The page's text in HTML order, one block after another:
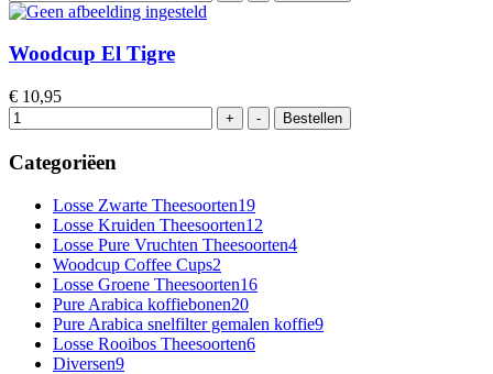
Woodcup El Tigre
€ 10,95
Categoriëen
Losse Zwarte Theesoorten19
Losse Kruiden Theesoorten12
Losse Pure Vruchten Theesoorten4
Woodcup Coffee Cups2
Losse Groene Theesoorten16
Pure Arabica koffiebonen20
Pure Arabica snelfilter gemalen koffie9
Losse Rooibos Theesoorten6
Diversen9